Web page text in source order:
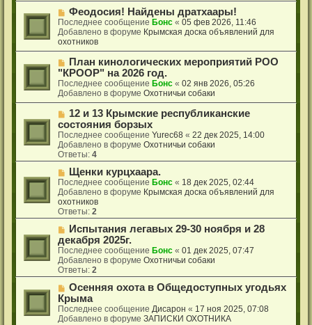
е
н
и
е
е
с
о
о
щ
е
н
и
е
Н
о
в
о
е
с
о
о
б
щ
е
н
и
е
Феодосия! Найдены дратхаары!
Последнее сообщение Бонс «05 фев 2026, 11:46
Добавлено в форуме Крымская доска объявлений для
охотников
Н
о
в
о
с
о
о
б
щ
е
н
и
е
План кинологических мероприятий РОО
"КРООР" на 2026 год.
Последнее сообщение Бонс «02 янв 2026, 05:26
Добавлено в форумеОхотничьи собаки
Н
о
в
о
е
с
о
о
б
щ
е
н
и
е
12 и 13 Крымские республиканские
состояния борзых
Последнее сообщениеYurec68 «22 дек 2025, 14:00
Добавлено в форумеОхотничьи собаки
Ответы:4
Н
о
в
о
е
с
о
о
б
щ
е
н
и
е
Щенки курцхаара.
Последнее сообщение Бонс « 18 дек 2025, 02:44
Добавлено в форуме Крымская доска объявлений для
охотников
Ответы:2
Н
о
в
о
е
с
о
о
б
щ
Испытания легавых 29-30 ноября и 28
декабря 2025г.
Последнее сообщение Бонс «01 дек 2025, 07:47
Добавлено в форумеОхотничьи собаки
Ответы:2
Н
о
в
о
Осенняя охота в Общедоступных угодьях
Крыма
Последнее сообщениеДисарон « 17 ноя 2025, 07:08
Добавлено в форумеЗАПИСКИ ОХОТНИКА